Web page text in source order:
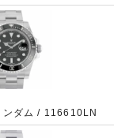
ダム / 116610LN